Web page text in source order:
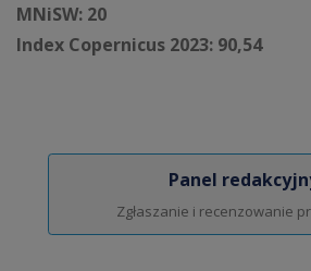
MNiSW: 20
Index Copernicus 2023: 90,54
Panel
Zgłaszanie i recenzowanie